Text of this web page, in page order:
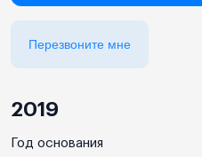
Перезвоните мне
2019
Год основания